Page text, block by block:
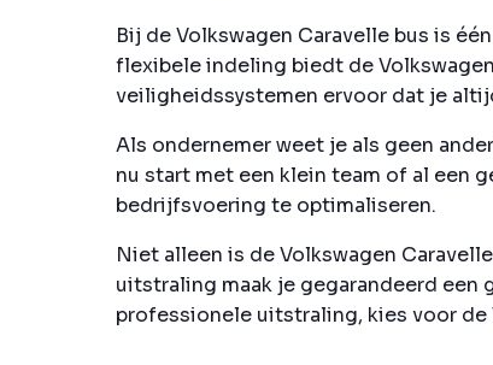
Bij de Volkswagen Caravelle bus is
flexibele indeling biedt de
veiligheidssystemen ervoor dat je
Als ondernemer weet je als geen
nu start met een klein team of al een
bedrijfsvoering te optimaliseren.
Niet alleen is de Volkswagen
uitstraling maak je gegarandeerd een
professionele uitstraling, kies voor de